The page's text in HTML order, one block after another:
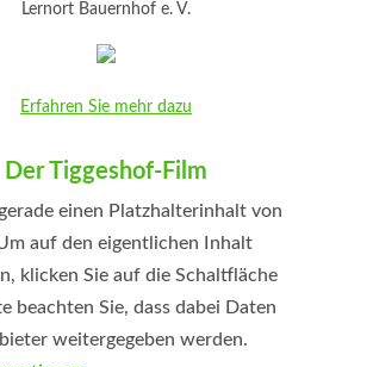
Lernort Bauernhof e. V.
Erfahren Sie mehr dazu
Der Tiggeshof-Film
einen Platzhalterinhalt von
auf den eigentlichen Inhalt
klicken Sie auf die Schaltfläche
beachten Sie, dass dabei Daten
weitergegeben werden.